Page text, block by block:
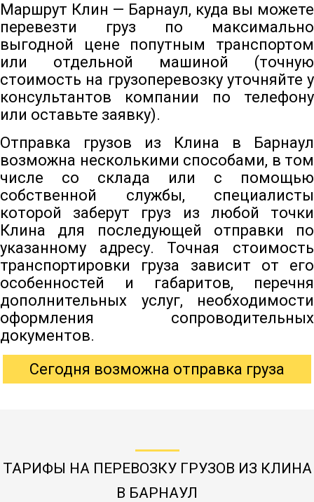
Маршрут Клин — Барнаул, куда вы можете
перевезти груз по максимально
выгодной цене попутным транспортом
или отдельной машиной (точную
стоимость на грузоперевозку уточняйте у
консультантов компании по телефону
или оставьте заявку).
Отправка грузов из Клина в Барнаул
возможна несколькими способами, в том
числе со склада или с помощью
собственной службы, специалисты
которой заберут груз из любой точки
Клина для последующей отправки по
указанному адресу. Точная стоимость
транспортировки груза зависит от его
особенностей и габаритов, перечня
дополнительных услуг, необходимости
оформления сопроводительных
документов.
Сегодня возможна отправка груза
ТАРИФЫ НА ПЕРЕВОЗКУ ГРУЗОВ ИЗ КЛИНА
В БАРНАУЛ